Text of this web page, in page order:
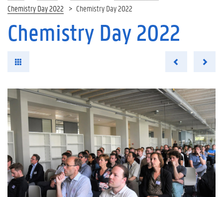
Chemistry Day 2022
Chemistry Day 2022
Chemistry Day 2022